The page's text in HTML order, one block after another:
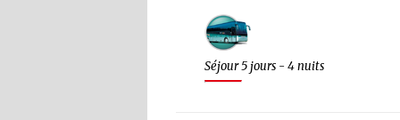
Séjour 5 jours - 4 nuits